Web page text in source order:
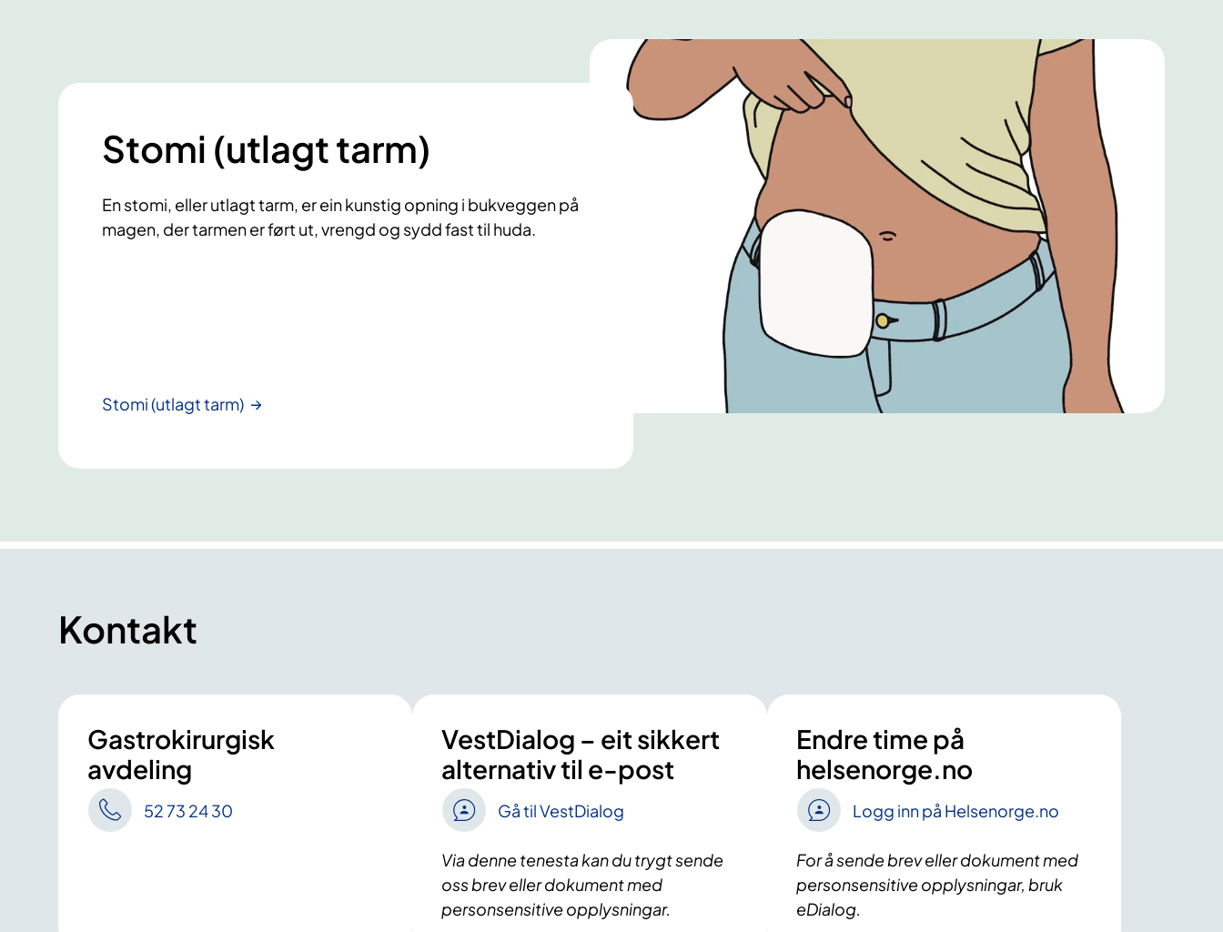
Stomi (utlagt tarm)
En stomi, eller utlagt tarm, er ein kunstig opning i bukveggen på
magen, der tarmen er ført ut, vrengd og sydd fast til huda.
Stomi (utlagt tarm)
Kontakt
Gastrokirurgisk
avdeling
52 73 24 30
VestDialog – eit sikkert
alternativ til e-post
Gå til VestDialog
Via denne tenesta kan du trygt sende
oss brev eller dokument med
personsensitive opplysningar.
Endre time på
helsenorge.no
Logg inn på Helsenorge.no
For å sende brev eller dokument med
personsensitive opplysningar, bruk
eDialog.